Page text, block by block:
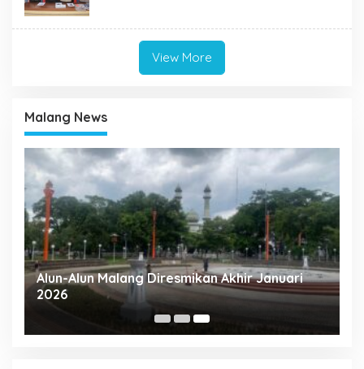
View More
Malang News
Alun-Alun Malang Diresmikan Akhir Januari
2026